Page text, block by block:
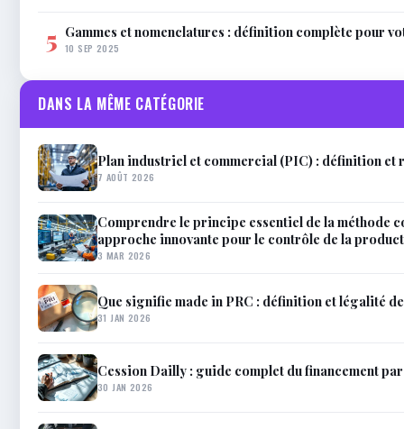
5 Gammes et nomenclatures : définition complète pour
10 SEP 2025
DANS LA MÊME CATÉGORIE
Plan industriel et commercial (PIC) : définition et
7 AOÛT 2026
Comprendre le principe essentiel de la méthode
approche innovante pour le contrôle de la
3 MAR 2026
Que signifie made in PRC : définition et légalité
31 JAN 2026
Cession Dailly : guide complet du financement
30 JAN 2026